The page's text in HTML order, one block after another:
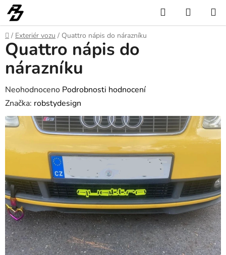
Přejít
na
obsah
Hledat
KOŠÍK
Domů
/ Exteriér vozu / Quattro nápis do nárazníku
Quattro nápis do
nárazníku
Průměrné
hodnocení
produktu
je
hvězdiček.
Neohodnoceno Podrobnosti hodnocení
Značka: robstydesign